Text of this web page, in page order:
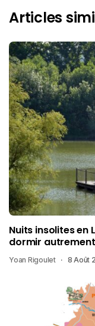
Articles
Nuits insolites
dormir
Yoan Rigoulet 8 Août